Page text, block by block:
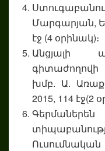
Մարգարյան,
էջ (4 օրինակ)։
Անցյալի
գիտաժողովի
խմբ. Ա.
2015, 114 էջ(2